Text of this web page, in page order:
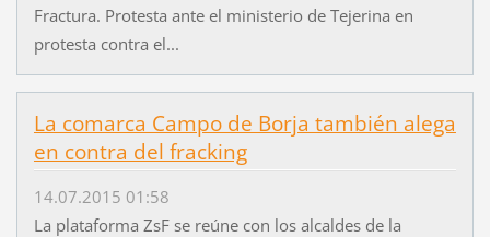
Fractura. Protesta ante el ministerio de Tejerina en
protesta contra el...
La comarca Campo de Borja también alega
en contra del fracking
14.07.2015 01:58
La plataforma ZsF se reúne con los alcaldes de la